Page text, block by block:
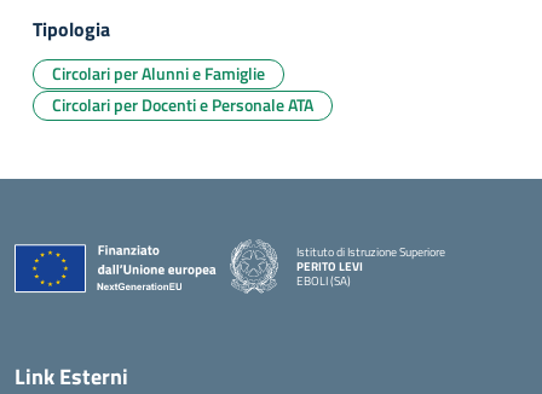
Tipologia
Circolari per Alunni e Famiglie
Circolari per Docenti e Personale ATA
Istituto di Istruzione Superiore
PERITO LEVI
EBOLI (SA)
Link Esterni